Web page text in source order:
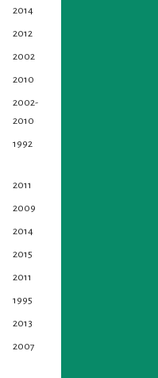
2014
2012
2002
2010
2002-
2010
1992
2011
2009
2014
2015
2011
1995
2013
2007